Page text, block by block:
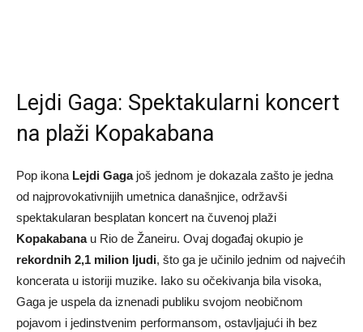
Lejdi Gaga: Spektakularni koncert
na plaži Kopakabana
Pop ikona Lejdi Gagajoš jednom je dokazala zašto je jedna
od najprovokativnijih umetnica današnjice, održavši
spektakularan besplatan koncert na čuvenoj plaži
Kopakabanau Rio de Žaneiru. Ovaj događaj okupio je
rekordnih 2,1 milion ljudi, što ga je učinilo jednim od najvećih
koncerata u istoriji muzike. Iako su očekivanja bila visoka,
Gaga je uspela da iznenadi publiku svojom neobičnom
pojavom i jedinstvenim performansom, ostavljajući ih bez